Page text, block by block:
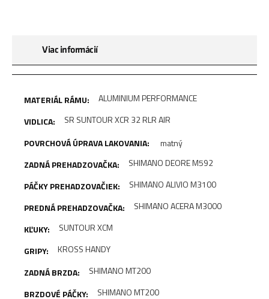
Viac informácií
ALUMINIUM PERFORMANCE
SR SUNTOUR XCR 32 RLR AIR
matný
SHIMANO DEORE M592
SHIMANO ALIVIO M3100
SHIMANO ACERA M3000
SUNTOUR XCM
KROSS HANDY
SHIMANO MT200
SHIMANO MT200